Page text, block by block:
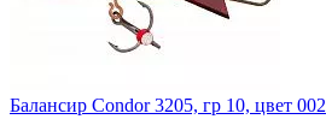
Балансир Condor 3205, гр 10, цвет 002